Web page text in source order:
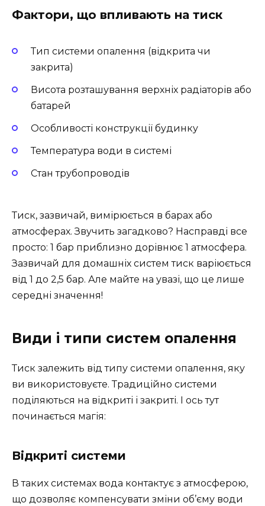
Фактори, що впливають на тиск
Тип системи опалення (відкрита чи
закрита)
Висота розташування верхніх радіаторів або
батарей
Особливості конструкції будинку
Температура води в системі
Стан трубопроводів
Тиск, зазвичай, вимірюється в барах або
атмосферах. Звучить загадково? Насправді все
просто: 1 бар приблизно дорівнює 1 атмосфера.
Зазвичай для домашніх систем тиск варіюється
від 1 до 2,5 бар. Але майте на увазі, що це лише
середні значення!
Види і типи систем опалення
Тиск залежить від типу системи опалення, яку
ви використовуєте. Традиційно системи
поділяються на відкриті і закриті. І ось тут
починається магія:
Відкриті системи
В таких системах вода контактує з атмосферою,
що дозволяє компенсувати зміни об’єму води